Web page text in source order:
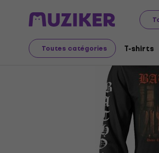
Toutes catégories T-shirts
Merch Produits musicaux T-
L'offre est terminée